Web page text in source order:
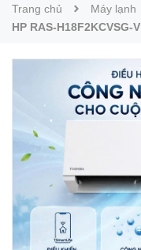
Trang chủ Máy lạnh
HP RAS-H18F2KCVSG-V